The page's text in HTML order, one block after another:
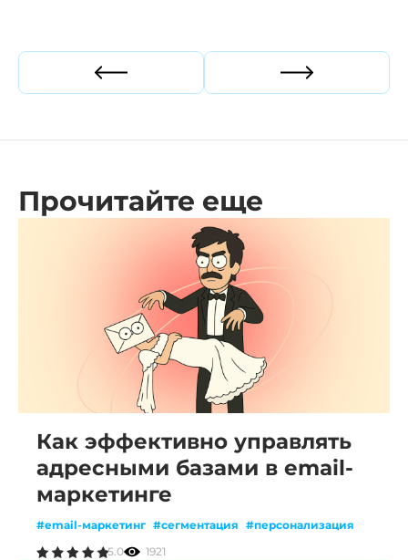
Прошлая статья Следующая
Прочитайте еще
Как эффективно управлять
адресными базами в email-
маркетинге
#email-маркетинг #сегментация #персонализация
5.0
1921